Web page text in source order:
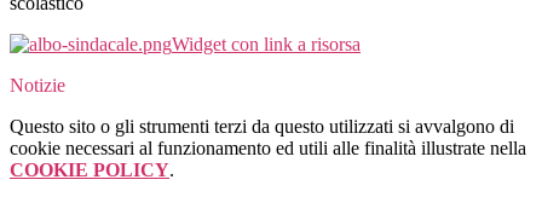
Widget con link a risorsa
Notizie
Questo sito o gli strumenti terzi da questo utilizzati si avvalgono di
cookie necessari al funzionamento ed utili alle finalità illustrate nella
COOKIE POLICY.